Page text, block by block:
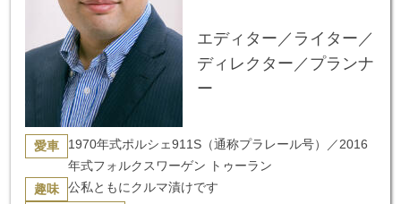
エディター／ライター／
ディレクター／プランナ
ー
愛車
1970年式ポルシェ911S（通称プラレール号）／2016
年式フォルクスワーゲン トゥーラン
趣味 公私ともにクルマ漬けです